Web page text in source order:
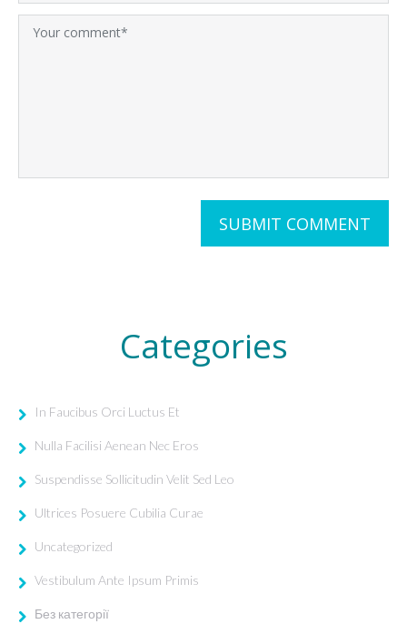
Categories
In Faucibus Orci Luctus Et
Nulla Facilisi Aenean Nec Eros
Suspendisse Sollicitudin Velit Sed Leo
Ultrices Posuere Cubilia Curae
Uncategorized
Vestibulum Ante Ipsum Primis
Без категорії